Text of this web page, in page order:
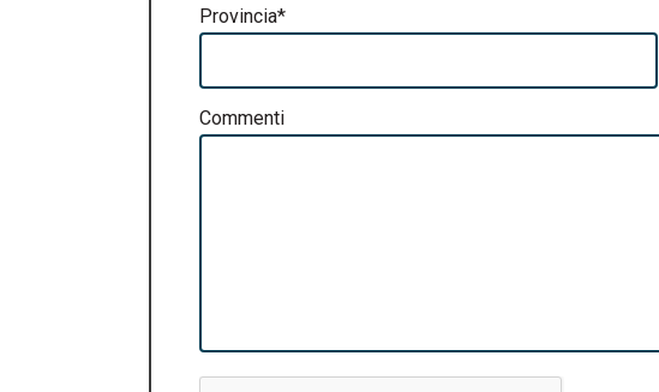
Provincia*
Commenti